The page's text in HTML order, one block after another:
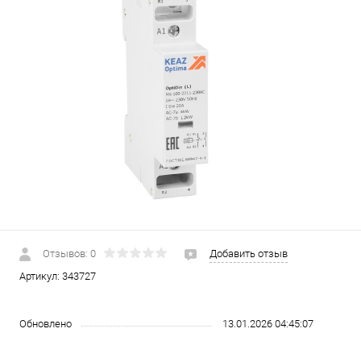
Отзывов: 0
Добавить отзыв
Артикул: 343727
Обновлено 13.01.2026 04:45:07